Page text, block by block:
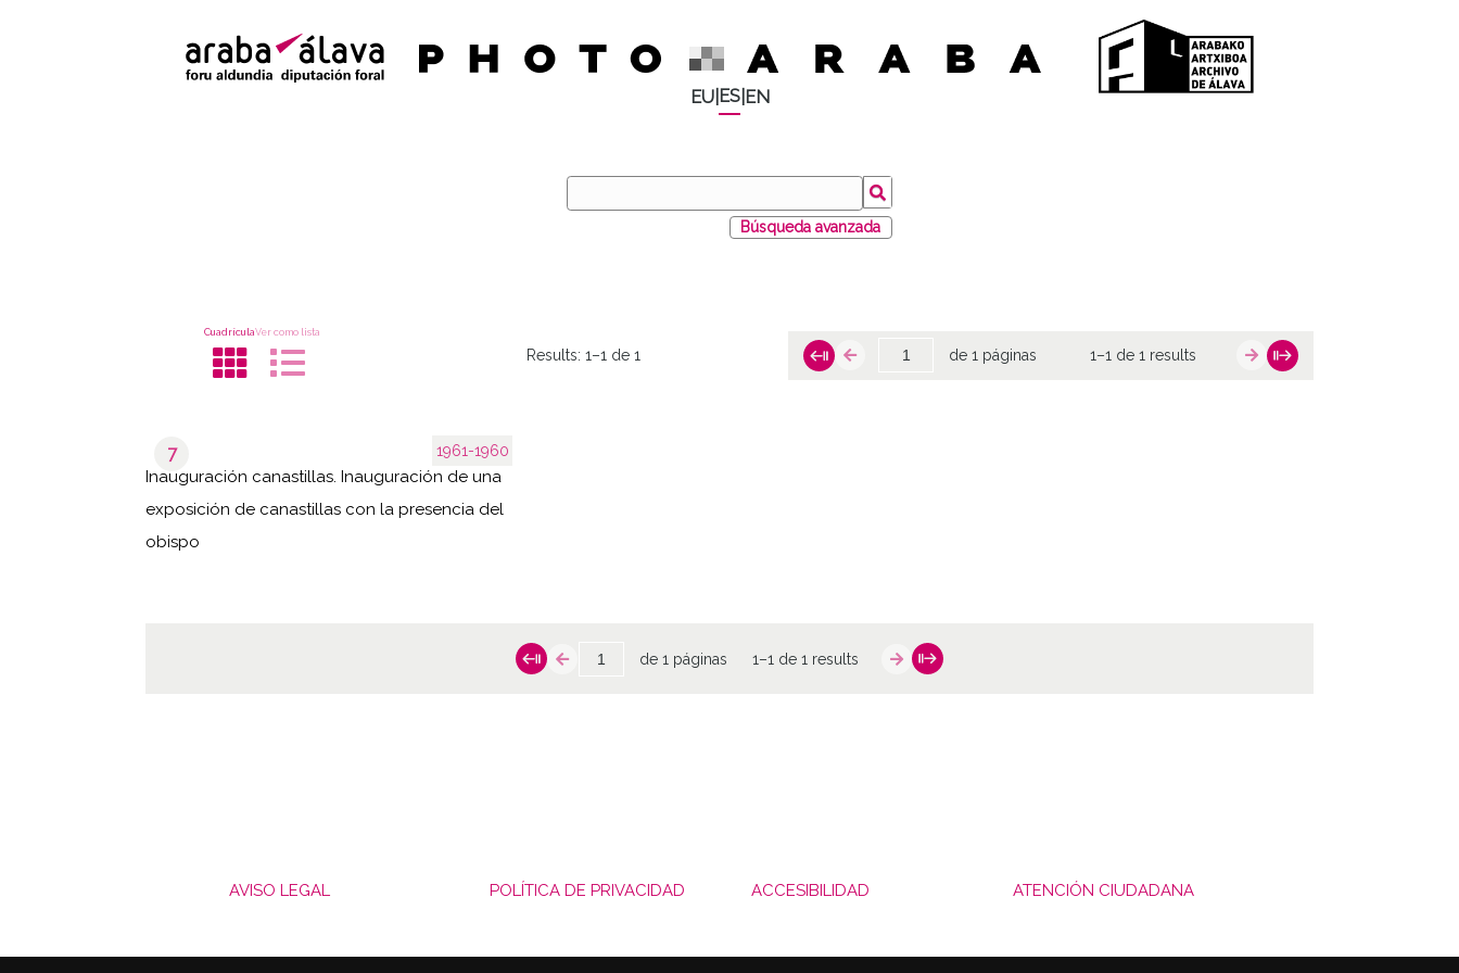
EU| ES| EN
Búsqueda avanzada
CuadrículaVer como lista
Results:1–1 de 1 de 1 páginas 1–1 de 1 results
1961-1960
7
Inauguración canastillas. Inauguración de una
exposición de canastillas con la presencia del
obispo
de 1 páginas 1–1 de 1 results
AVISO LEGAL POLÍTICA DE PRIVACIDAD ACCESIBILIDAD ATENCIÓN CIUDADANA